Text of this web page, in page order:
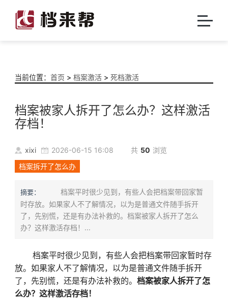
当前位置： 首页 > 档案激活> 死档激活
档案被家人拆开了怎么办？这样激活
存档！
xixi 2026-06-15 16:08 共 50 浏览
档案拆开了怎么办
摘要：
档案平时很少见到，有些人会把档案带回家暂
时存放。如果家人不了解情况，以为是普通文件随手拆开
了，先别慌，还是有办法补救的。档案被家人拆开了怎么
办？这样激活存档！...
档案平时很少见到，有些人会把档案带回家暂时存
放。如果家人不了解情况，以为是普通文件随手拆开
了，先别慌，还是有办法补救的。 档案被家人拆开了怎
么办？这样激活存档！